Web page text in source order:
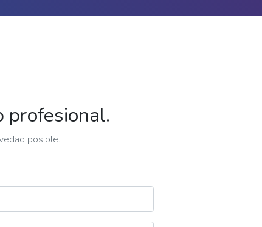
profesional.
posible.